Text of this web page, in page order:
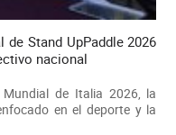
Stand UpPaddle 2026
nacional
de Italia 2026, la
en el deporte y la